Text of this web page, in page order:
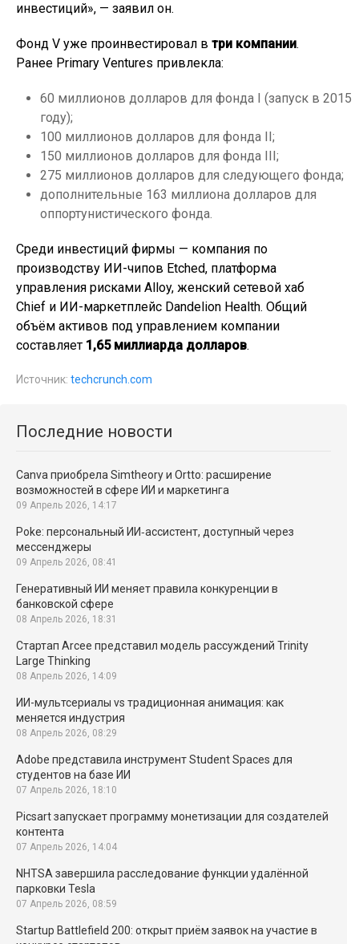
инвестиций», — заявил он.
Фонд V уже проинвестировал в три компании.
Ранее Primary Ventures привлекла:
60 миллионов долларов для фонда I (запуск в 2015
году);
100 миллионов долларов для фонда II;
150 миллионов долларов для фонда III;
275 миллионов долларов для следующего фонда;
дополнительные 163 миллиона долларов для
оппортунистического фонда.
Среди инвестиций фирмы — компания по
производству ИИ-чипов Etched, платформа
управления рисками Alloy, женский сетевой хаб
Chief и ИИ-маркетплейс Dandelion Health. Общий
объём активов под управлением компании
составляет 1,65 миллиарда долларов.
Источник: techcrunch.com
Последние новости
Canva приобрела Simtheory и Ortto: расширение
возможностей в сфере ИИ и маркетинга
09 Апрель 2026, 14:17
Poke: персональный ИИ‑ассистент, доступный через
мессенджеры
09 Апрель 2026, 08:41
Генеративный ИИ меняет правила конкуренции в
банковской сфере
08 Апрель 2026, 18:31
Стартап Arcee представил модель рассуждений Trinity
Large Thinking
08 Апрель 2026, 14:09
ИИ-мультсериалы vs традиционная анимация: как
меняется индустрия
08 Апрель 2026, 08:29
Adobe представила инструмент Student Spaces для
студентов на базе ИИ
07 Апрель 2026, 18:10
Picsart запускает программу монетизации для создателей
контента
07 Апрель 2026, 14:04
NHTSA завершила расследование функции удалённой
парковки Tesla
07 Апрель 2026, 08:59
Startup Battlefield 200: открыт приём заявок на участие в